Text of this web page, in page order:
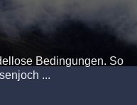
Bedingungen. So
...